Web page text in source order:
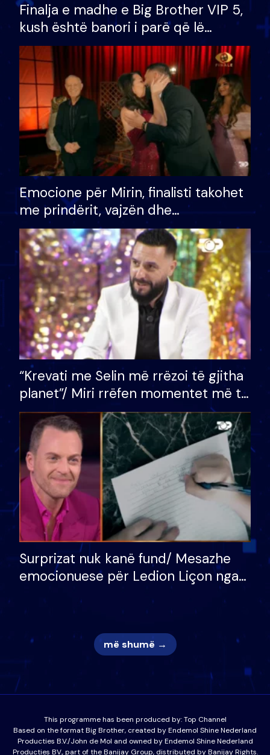
Finalja e madhe e Big Brother VIP 5,
kush është banori i parë që lë
shtëpinë dhe humb mundësinë për
të fituar çmimin e madh
Emocione për Mirin, finalisti takohet
me prindërit, vajzën dhe
bashkëshorten: S’kemi ndonjë letër
divorci apo jo?
“Krevati me Selin më rrëzoi të gjitha
planet”/ Miri rrëfen momentet më të
bukura në shtëpinë e BB VIP: Do më
mungojë zilja e mëngjesit kur…
Surprizat nuk kanë fund/ Mesazhe
emocionuese për Ledion Liçon nga
nëna dhe fëmijët e tij, moderatori
më shumë →
This programme has been produced by:Top Channel
Based on the format Big Brother, created by Endemol Shine Nederland
Producties B.V./John de Mol and owned by Endemol Shine Nederland
Producties BV., part of the Banijay Group, distributed by Banijay Rights.